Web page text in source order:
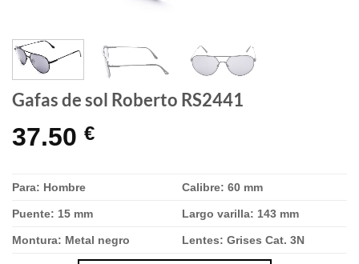
Gafas de sol Roberto RS2441
37.50 €
Para: Hombre Calibre: 60 mm
Puente: 15 mm Largo varilla: 143 mm
Montura: Metal negro Lentes: Grises Cat. 3N